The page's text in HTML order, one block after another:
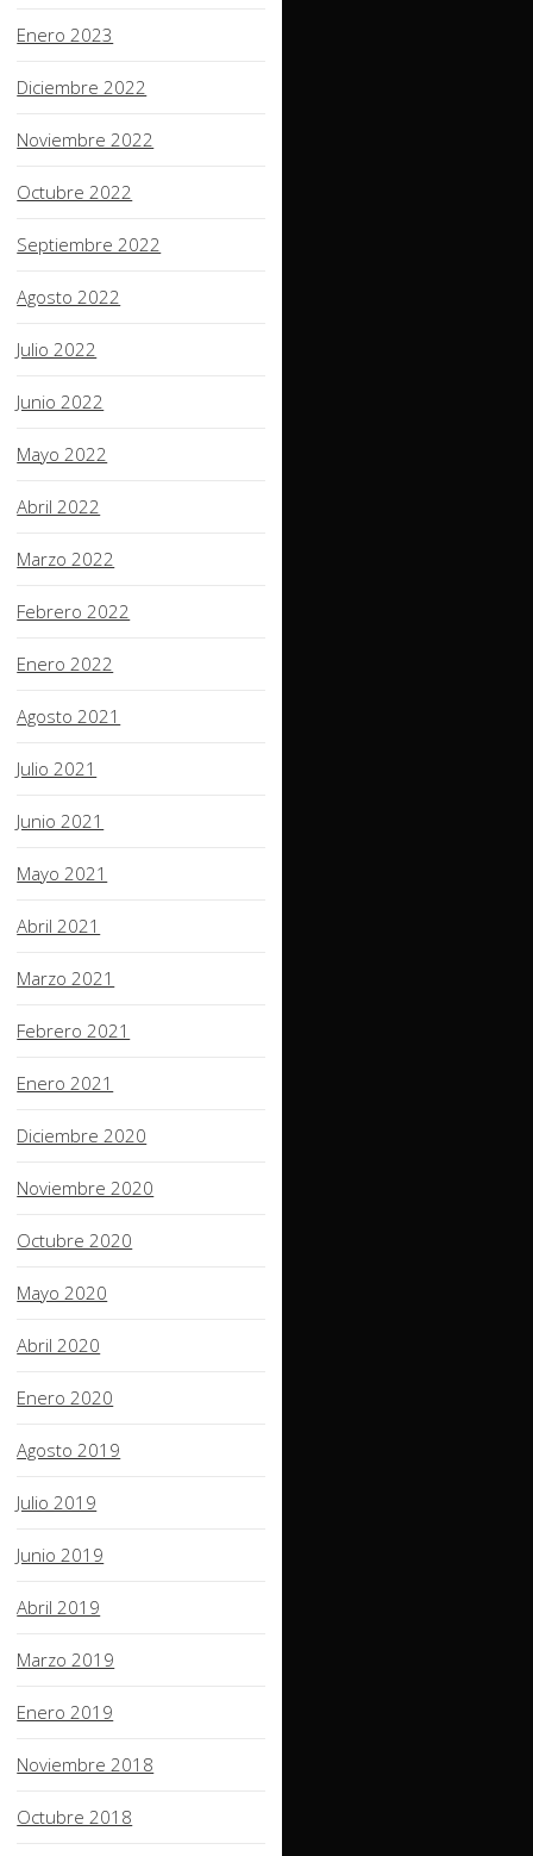
Enero 2023
Diciembre 2022
Noviembre 2022
Octubre 2022
Septiembre 2022
Agosto 2022
Julio 2022
Junio 2022
Mayo 2022
Abril 2022
Marzo 2022
Febrero 2022
Enero 2022
Agosto 2021
Julio 2021
Junio 2021
Mayo 2021
Abril 2021
Marzo 2021
Febrero 2021
Enero 2021
Diciembre 2020
Noviembre 2020
Octubre 2020
Mayo 2020
Abril 2020
Enero 2020
Agosto 2019
Julio 2019
Junio 2019
Abril 2019
Marzo 2019
Enero 2019
Noviembre 2018
Octubre 2018